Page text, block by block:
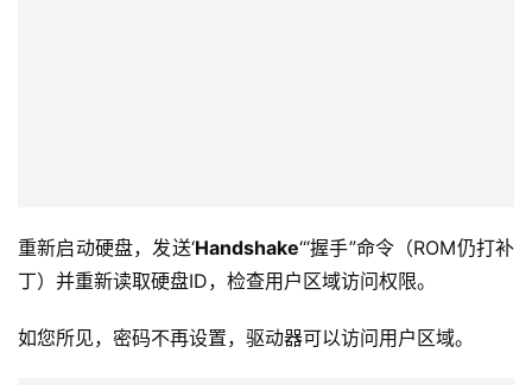
重新启动硬盘，发送‘Handshake‘“握手”命令（ROM仍打补
丁）并重新读取硬盘ID，检查用户区域访问权限。
如您所见，密码不再设置，驱动器可以访问用户区域。